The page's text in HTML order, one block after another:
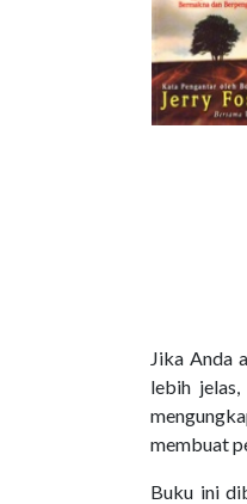
Jika Anda
lebih
membuat
Buku ini